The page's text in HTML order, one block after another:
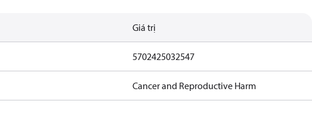
Giá trị
5702425032547
Cancer and Reproductive Harm